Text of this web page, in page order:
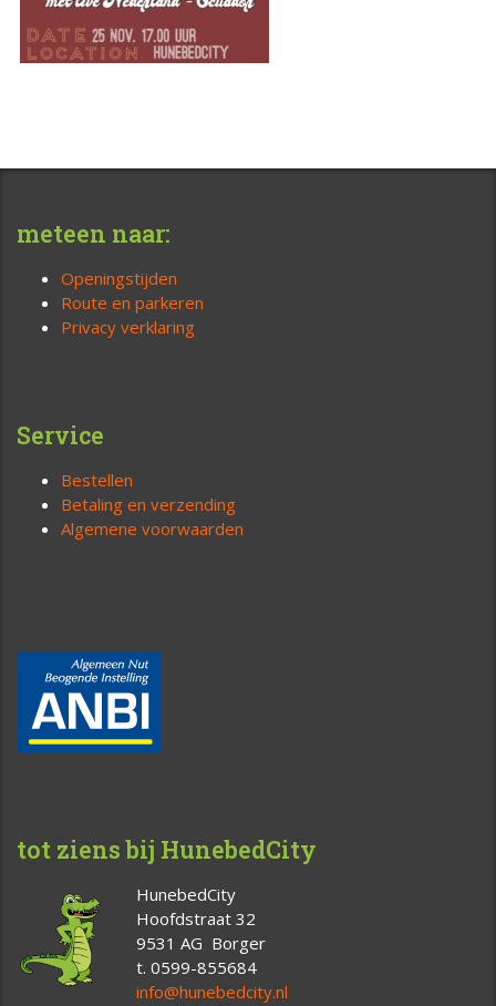
meteen naar:
Openingstijden
Route en parkeren
Privacy verklaring
Service
Bestellen
Betaling en verzending
Algemene voorwaarden
tot ziens bij HunebedCity
HunebedCity
Hoofdstraat 32
9531 AG Borger
t. 0599-855684
info@hunebedcity.nl